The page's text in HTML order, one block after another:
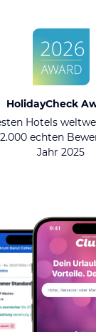
HolidayCheck
Hotels
echten
Jahr 2025